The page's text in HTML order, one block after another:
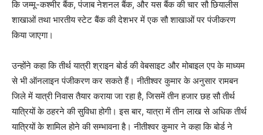
कि जम्‍मू-कश्‍मीर बैंक, पंजाब नेशनल बैंक, और यस बैंक की चार सौ छियालीस
शाखाओं तथा भारतीय स्‍टेट बैंक की देशभर में एक सौ शाखाओं पर पंजीकरण
किया जाएगा।
उन्‍होंने कहा कि तीर्थ यात्री श्राइन बोर्ड की वेबसाइट और मोबाइल एप के माध्‍यम
से भी ऑनलाइन पंजीकरण कर सकते हैं। नीतीश्‍वर कुमार के अनुसार रामबन
जिले में यात्री निवास तैयार कराया जा रहा है, जिसमें तीन हजार छह सौ तीर्थ
यात्रियों के ठहरने की सुविधा होगी। इस बार, यात्रा में तीन लाख से अधिक तीर्थ
यात्रियों के शामिल होने की सम्‍भावना है। नीतीश्‍वर कुमार ने कहा कि बोर्ड ने